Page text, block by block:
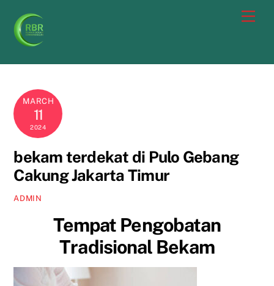
content
MARCH
11
2024
bekam terdekat di Pulo Gebang
Cakung Jakarta Timur
ADMIN
Tempat Pengobatan
Tradisional Bekam